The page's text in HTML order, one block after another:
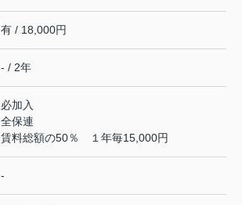
有 / 18,000円
- / 2年
必加入
全保連
賃料総額の50％ １年毎15,000円
-